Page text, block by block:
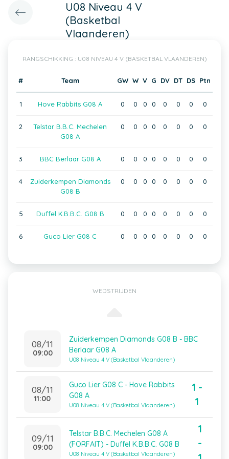
U08 Niveau 4 V
(Basketbal
Vlaanderen)
RANGSCHIKKING : U08 NIVEAU 4 V (BASKETBAL VLAANDEREN)
# Team GW W V G DV DT DS Ptn
1 Hove Rabbits G08 A 0 0 0 0 0 0 0 0
2
Telstar B.B.C. Mechelen
G08 A
0 0 0 0 0 0 0 0
3 BBC Berlaar G08 A 0 0 0 0 0 0 0 0
4
Zuiderkempen Diamonds
G08 B
0 0 0 0 0 0 0 0
5 Duffel K.B.B.C. G08 B 0 0 0 0 0 0 0 0
6 Guco Lier G08 C 0 0 0 0 0 0 0 0
WEDSTRIJDEN
08/11
09:00
Zuiderkempen Diamonds G08 B - BBC
Berlaar G08 A
U08 Niveau 4 V (Basketbal Vlaanderen)
08/11
11:00
Guco Lier G08 C - Hove Rabbits
G08 A
U08 Niveau 4 V (Basketbal Vlaanderen)
1 -
1
09/11
09:00
Telstar B.B.C. Mechelen G08 A
(FORFAIT) - Duffel K.B.B.C. G08 B
U08 Niveau 4 V (Basketbal Vlaanderen)
1
-